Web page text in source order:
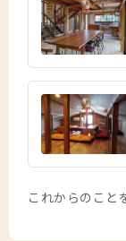
これからのこと